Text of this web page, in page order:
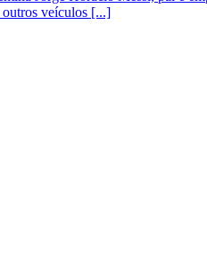
veículos [...]